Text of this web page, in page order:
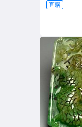
直購